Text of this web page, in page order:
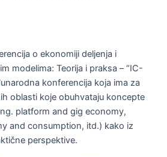
o ekonomiji delјenja i
modelima: Teorija i praksa – “IC-
konferencija koja ima za
oblasti koje obuhvataju koncepte
platform and gig economy,
and consumption, itd.) kako iz
perspektive.